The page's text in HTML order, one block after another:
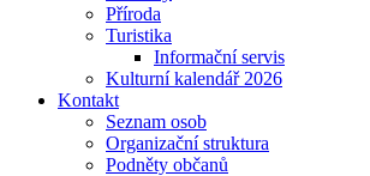
Příroda
Turistika
Informační servis
Kulturní kalendář 2026
Kontakt
Seznam osob
Organizační struktura
Podněty občanů